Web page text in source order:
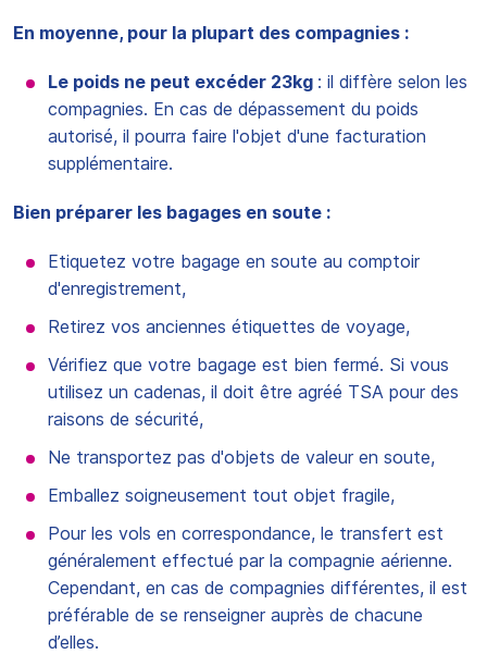
En moyenne, pour la plupart des compagnies :
Le poids ne peut excéder 23kg : il diffère selon les
compagnies. En cas de dépassement du poids
autorisé, il pourra faire l'objet d'une facturation
supplémentaire.
Bien préparer les bagages en soute :
Etiquetez votre bagage en soute au comptoir
d'enregistrement,
Retirez vos anciennes étiquettes de voyage,
Vérifiez que votre bagage est bien fermé. Si vous
utilisez un cadenas, il doit être agréé TSA pour des
raisons de sécurité,
Ne transportez pas d'objets de valeur en soute,
Emballez soigneusement tout objet fragile,
Pour les vols en correspondance, le transfert est
généralement effectué par la compagnie aérienne.
Cependant, en cas de compagnies différentes, il est
préférable de se renseigner auprès de chacune
d’elles.